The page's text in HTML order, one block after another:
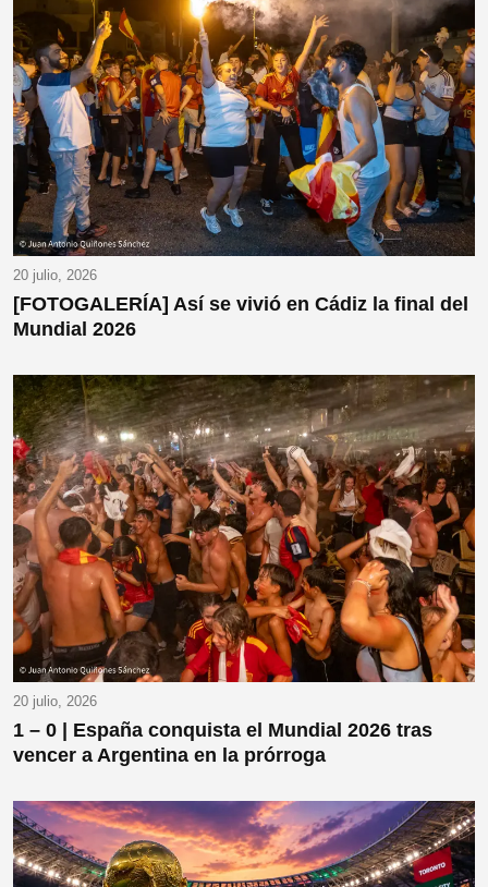
20 julio, 2026
[FOTOGALERÍA] Así se vivió en Cádiz la final del
Mundial 2026
20 julio, 2026
1 – 0 | España conquista el Mundial 2026 tras
vencer a Argentina en la prórroga